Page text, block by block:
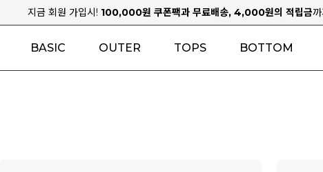
지금 회원 가입시! 100,000원 쿠폰팩과 무료배송, 4,000원의 적립금
BASIC OUTER TOPS BOTTOM